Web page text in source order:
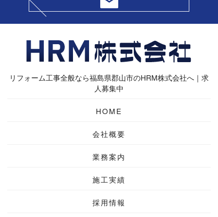
リフォーム工事全般なら福島県郡山市のHRM株式会社へ｜求
人募集中
HOME
会社概要
業務案内
施工実績
採用情報